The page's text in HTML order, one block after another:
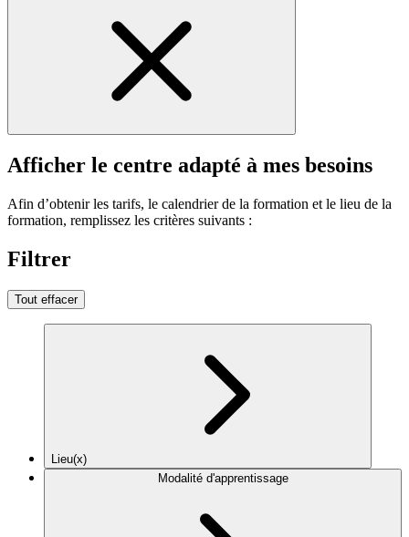
Afficher le centre adapté à mes besoins
Afin d’obtenir les tarifs, le calendrier de la formation et le lieu de la
formation, remplissez les critères suivants :
Filtrer
Tout effacer
Lieu(x)
Modalité d'apprentissage